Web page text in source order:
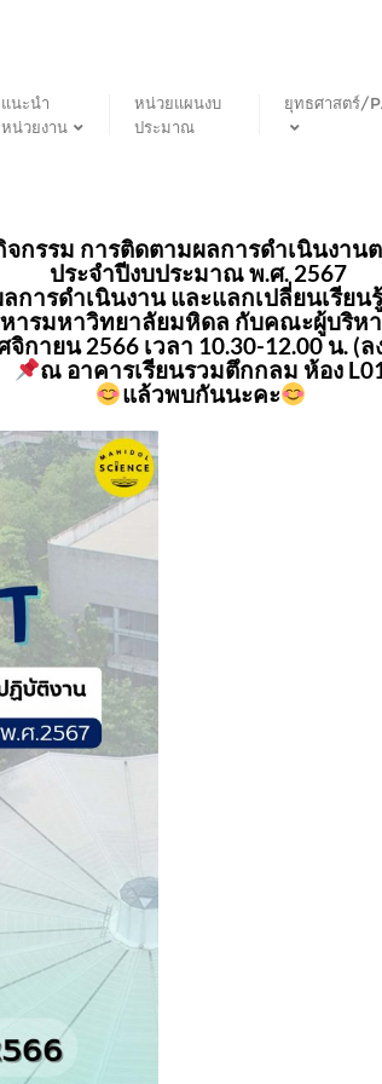
แนะนำ
หน่วยงาน
หน่วยแผนงบ
ประมาณ
ยุทธศาสตร์/
กรรม การติดตามผลการดำเนินงาน
ประจำปีงบประมาณ พ.ศ. 2567
การดำเนินงาน และแลกเปลี่ยนเรียน
ารมหาวิทยาลัยมหิดล กับคณะผู้บริห
กายน 2566 เวลา 10.30-12.00 น. (ล
ณ อาคารเรียนรวมตึกกลม ห้อง
แล้วพบกันนะคะ